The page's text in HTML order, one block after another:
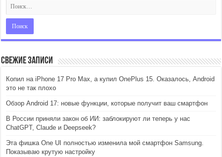
Свежие записи
Копил на iPhone 17 Pro Max, а купил OnePlus 15. Оказалось, Android
это не так плохо
Обзор Android 17: новые функции, которые получит ваш смартфон
В России приняли закон об ИИ: заблокируют ли теперь у нас
ChatGPT, Claude и Deepseek?
Эта фишка One UI полностью изменила мой смартфон Samsung.
Показываю крутую настройку